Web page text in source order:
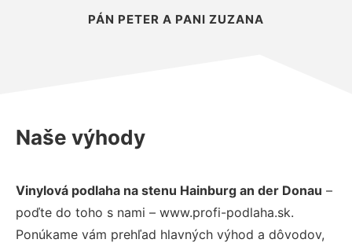
PÁN PETER A PANI ZUZANA
Naše výhody
Vinylová podlaha na stenu Hainburg an der Donau –
poďte do toho s nami – www.profi-podlaha.sk.
Ponúkame vám prehľad hlavných výhod a dôvodov,